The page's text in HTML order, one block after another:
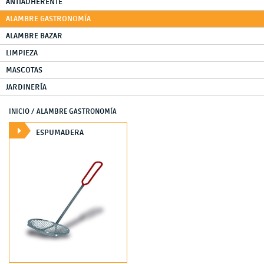
ANTIADHERENTE
ALAMBRE GASTRONOMÍA
ALAMBRE BAZAR
LIMPIEZA
MASCOTAS
JARDINERÍA
INICIO / ALAMBRE GASTRONOMÍA
ESPUMADERA